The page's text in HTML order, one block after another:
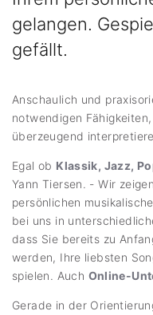
gelangen.
gefällt.
Anschaulich und
notwendigen
überzeugend
Egal ob Klassik, Jazz,
Yann Tiersen. - Wir
persönlichen
bei uns in
dass Sie bereits zu
werden, Ihre liebsten
spielen. Auch Online-
Gerade in der